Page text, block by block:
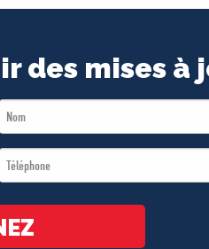
des mises à
Last
Téléphone
*